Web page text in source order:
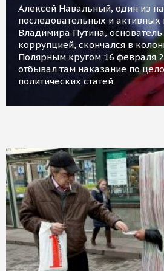
Алексей Навальный, один из
последовательных и активных
Владимира Путина,
коррупцией, скончался в
Полярным кругом 16 февраля
отбывал там наказание по
политических статей